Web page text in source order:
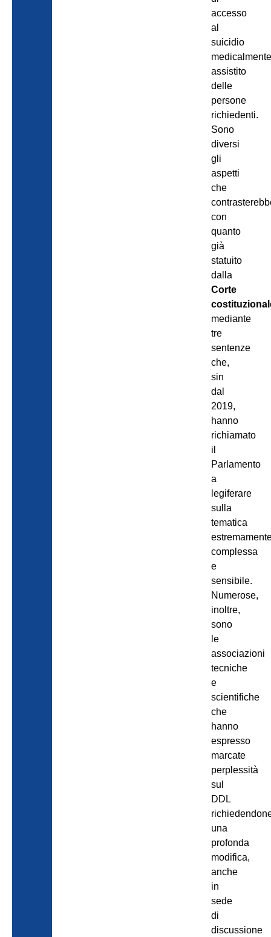
accesso
al
suicidio
assistito
delle
persone
richiedenti.
Sono
diversi
gli
aspetti
che
con
quanto
già
statuito
dalla
Corte
mediante
tre
sentenze
che,
sin
dal
2019,
hanno
richiamato
il
Parlamento
a
legiferare
sulla
tematica
complessa
e
sensibile.
Numerose,
inoltre,
sono
le
associazioni
tecniche
e
scientifiche
che
hanno
espresso
marcate
perplessità
sul
DDL
una
profonda
modifica,
anche
in
sede
di
discussione